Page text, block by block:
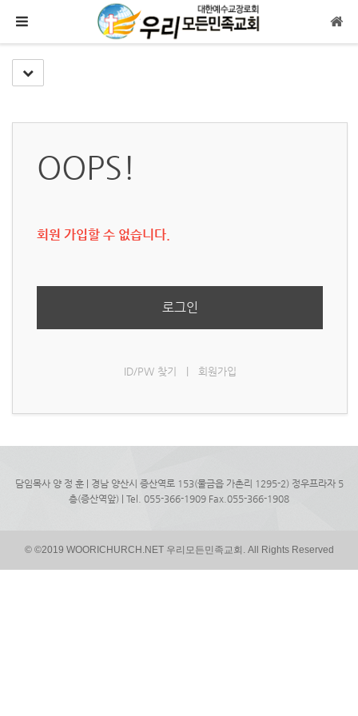
Toggle Dropdown
OOPS!
회원 가입할 수 없습니다.
로그인
ID/PW 찾기 회원가입
담임목사 양 정 훈 | 경남 양산시 증산역로 153(물금읍 가촌리 1295-2) 정우프라자 5
층(증산역앞) | Tel. 055-366-1909 Fax.055-366-1908
© ©2019 WOORICHURCH.NET 우리모든민족교회. All Rights Reserved